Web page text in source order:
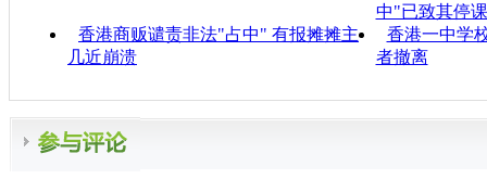
中"已致其停
香港商贩谴责非法"占中" 有报摊摊主
几近崩溃
香港一中学
者撤离